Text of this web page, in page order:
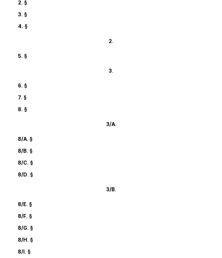
2. §
3. §
4. §
2.
5. §
3.
6. §
7. §
8. §
3/A.
8/A. §
8/B. §
8/C. §
8/D. §
3/B.
8/E. §
8/F. §
8/G. §
8/H. §
8/I. §